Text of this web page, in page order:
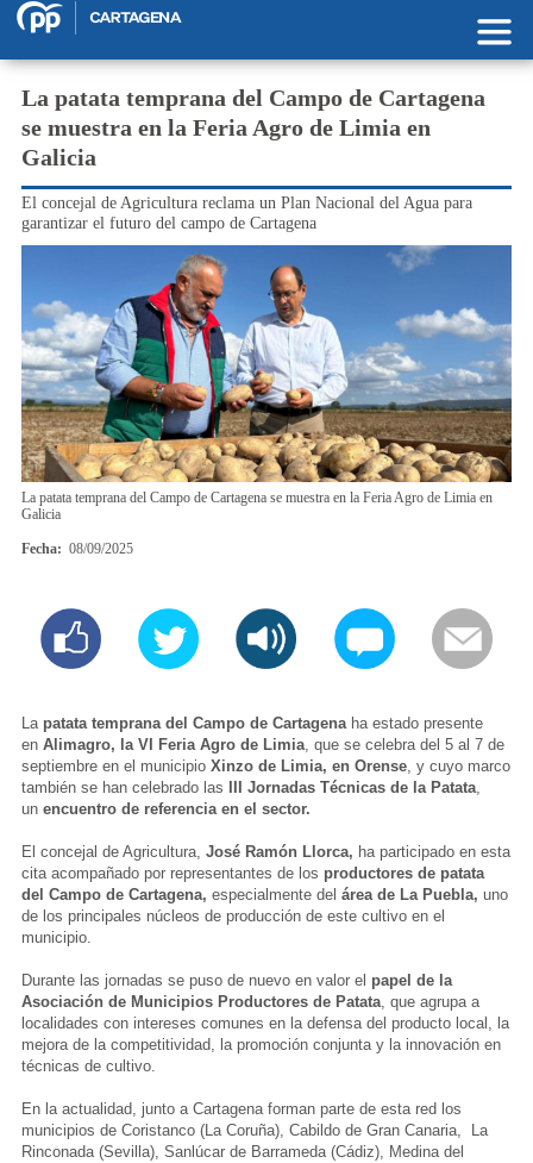
Pasar al contenido principal
La patata temprana del Campo de Cartagena
se muestra en la Feria Agro de Limia en
Galicia
El concejal de Agricultura reclama un Plan Nacional del Agua para
garantizar el futuro del campo de Cartagena
La patata temprana del Campo de Cartagena se muestra en la Feria Agro de Limia en
Galicia
Fecha: 08/09/2025
La patata temprana del Campo de Cartagenaha estado presente
enAlimagro, la VI Feria Agro de Limia, que se celebra del 5 al 7 de
septiembre en el municipioXinzo de Limia, en Orense, y cuyo marco
también se han celebrado las
III Jornadas Técnicas de la Patata,
unencuentro de referencia en el sector.
El concejal de Agricultura, José Ramón Llorca, ha participado en esta
cita acompañado por representantes de los productores de patata
del Campo de Cartagena, especialmente del área de La Puebla, uno
de los principales núcleos de producción de este cultivo en el
municipio.
Durante las jornadas se puso de nuevo en valor el papel de la
Asociación de Municipios Productores de Patata, que agrupa a
localidades con intereses comunes en la defensa del producto local, la
mejora de la competitividad, la promoción conjunta y la innovación en
técnicas de cultivo.
En la actualidad, junto a Cartagena forman parte de esta red los
municipios de Coristanco (La Coruña), Cabildo de Gran Canaria, La
Rinconada (Sevilla), Sanlúcar de Barrameda (Cádiz), Medina del